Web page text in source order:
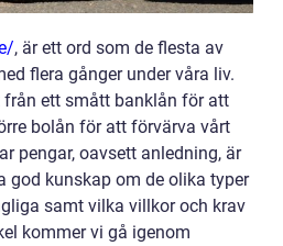
, är ett ord som de flesta av
flera gånger under våra liv.
från ett smått banklån för att
bolån för att förvärva vårt
pengar, oavsett anledning, är
god kunskap om de olika typer
samt vilka villkor och krav
kommer vi gå igenom